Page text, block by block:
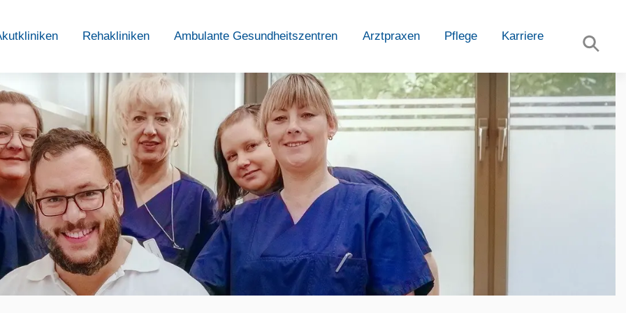
Rehakliniken Ambulante Gesundheitszentren Arztpraxen Pflege Karriere